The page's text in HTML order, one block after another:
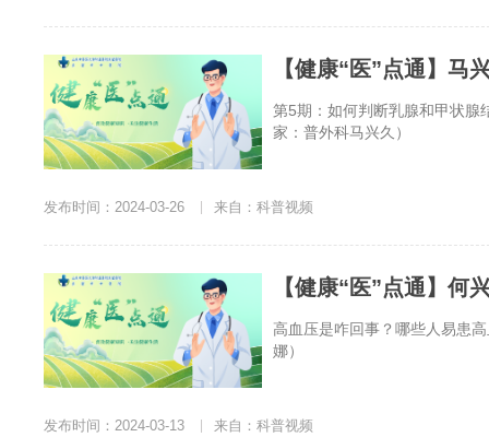
第5期：如何判断乳腺和甲状腺
家：普外科马兴久）
发布时间：2024-03-26 来自：科普视频
【健康“医”点通】
高血压是咋回事？哪些人易患
娜）
发布时间：2024-03-13 来自：科普视频